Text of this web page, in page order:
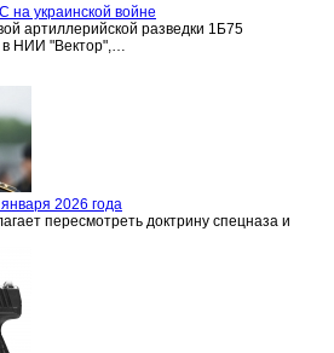
на украинской войне
артиллерийской разведки 1Б75
в НИИ "Вектор",…
2026 года
пересмотреть доктрину спецназа и